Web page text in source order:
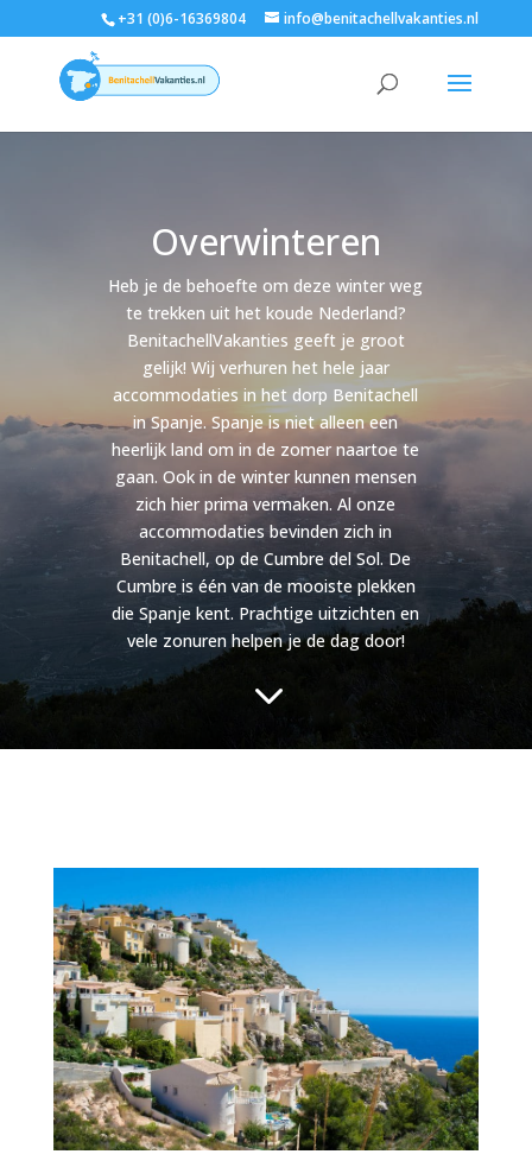
+31 (0)6-16369804 info@benitachellvakanties.nl
Overwinteren
Heb je de behoefte om deze winter weg
te trekken uit het koude Nederland?
BenitachellVakanties geeft je groot
gelijk! Wij verhuren het hele jaar
accommodaties in het dorp Benitachell
in Spanje. Spanje is niet alleen een
heerlijk land om in de zomer naartoe te
gaan. Ook in de winter kunnen mensen
zich hier prima vermaken. Al onze
accommodaties bevinden zich in
Benitachell, op de Cumbre del Sol. De
Cumbre is één van de mooiste plekken
die Spanje kent. Prachtige uitzichten en
vele zonuren helpen je de dag door!
3